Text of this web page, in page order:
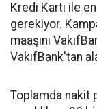
Kredi Kartı ile
gerekiyor.
maaşını
VakıfBank'tan
Toplamda nakit